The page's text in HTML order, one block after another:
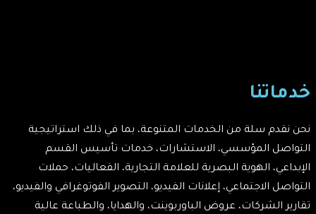
خدماتنا
نحن نقدم سلة من الخدمات المتنوعة، بما في ذلك استراتيجية
التواصل المؤسسي، الاستشارات، خدمات تأسيس القسم
الإبداعي، الهوية البصرية للعلامة التجارية، الفعاليات، حملات
التواصل الاجتماعي، إعلانات الفيديو، التصوير الفوتوغرافي والفيديو،
تقارير الشركات، عروض الباوربوينت، والهدايا، والطباعة عالية